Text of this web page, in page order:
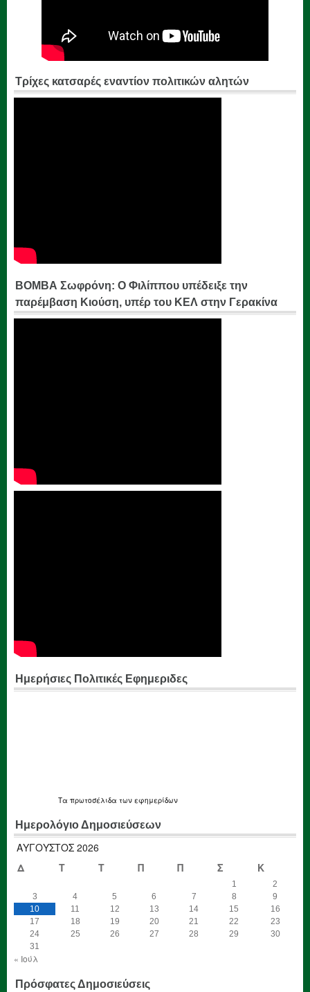
Τρίχες κατσαρές εναντίον πολιτικών αλητών
ΒΟΜΒΑ Σωφρόνη: Ο Φιλίππου υπέδειξε την
παρέμβαση Κιούση, υπέρ του ΚΕΛ στην Γερακίνα
Ημερήσιες Πολιτικές Εφημεριδες
Τα πρωτοσέλιδα των εφημερίδων
Ημερολόγιο Δημοσιεύσεων
ΑΎΓΟΥΣΤΟΣ 2026
Δ
Τ Τ Π Π Σ Κ
1
2
3
4 5 6 7 8
9
10
11 12 13 14 15
16
17
18 19 20 21 22
23
24
25 26 27 28 29
30
31
« Ιούλ
Πρόσφατες Δημοσιεύσεις